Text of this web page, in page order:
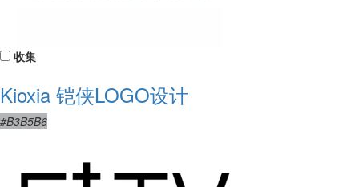
收集
Kioxia 铠侠LOGO设计
#B3B5B6